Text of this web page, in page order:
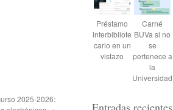
2025-2026:
Préstamo
interbibliote
cario en un
vistazo
Carné
BUVa si no
se
pertenece a
la
Universidad
Entradas recientes